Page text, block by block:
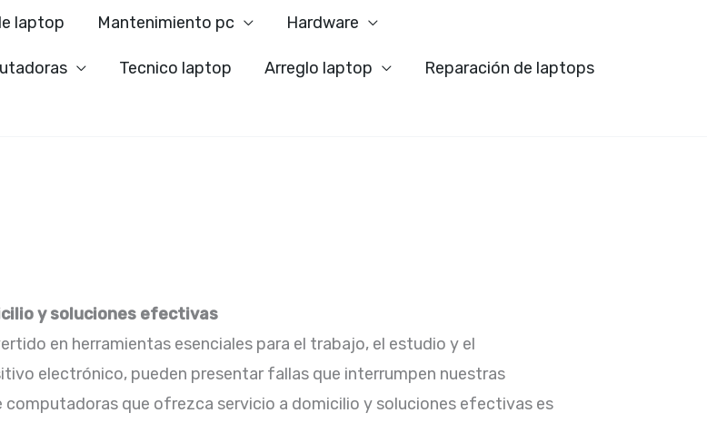
laptop Mantenimiento pc Hardware
Tecnico laptop Arreglo laptop Reparación de laptops
y soluciones efectivas
en herramientas esenciales para el trabajo, el estudio y el
electrónico, pueden presentar fallas que interrumpen nuestras
que ofrezca servicio a domicilio y soluciones efectivas es